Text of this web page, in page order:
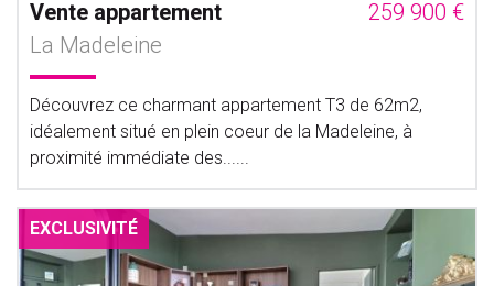
Vente appartement
259 900 €
La Madeleine
Découvrez ce charmant appartement T3 de 62m2,
idéalement situé en plein coeur de la Madeleine, à
proximité immédiate des......
EXCLUSIVITÉ